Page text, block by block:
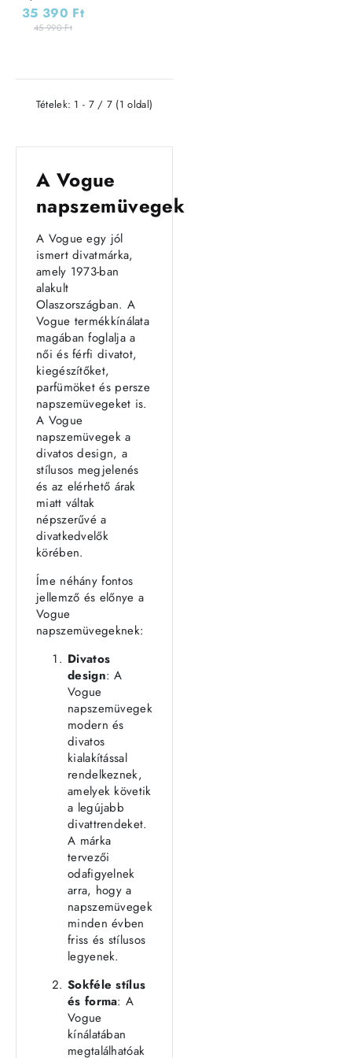
A Vogue
napszemüvegek
A Vogue egy jól
ismert divatmárka,
amely 1973-ban
alakult
Olaszországban. A
Vogue termékkínálata
magában foglalja a
női és férfi divatot,
kiegészítőket,
parfümöket és persze
napszemüvegeket is.
A Vogue
napszemüvegek a
divatos design, a
stílusos megjelenés
és az elérhető árak
miatt váltak
népszerűvé a
divatkedvelők
körében.
Íme néhány fontos
jellemző és előnye a
Vogue
napszemüvegeknek:
Divatos
design: A
Vogue
napszemüvegek
modern és
divatos
kialakítással
rendelkeznek,
amelyek követik
a legújabb
divattrendeket.
A márka
tervezői
odafigyelnek
arra, hogy a
napszemüvegek
minden évben
friss és stílusos
legyenek.
Sokféle stílus
és forma: A
Vogue
kínálatában
megtalálhatóak
Transparent
Cherry / Pink
Gradient Brown
35 390 Ft
45 990 Ft
Tételek: 1 - 7 / 7 (1 oldal)